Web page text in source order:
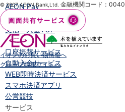
AEON Pay
支払・入金・サービス
支払・入金TOP
AEON Pay
口座振替サービス
自動入金サービス
WEB即時決済サービス
スマホ決済アプリ
公営競技
サービス
© 2007 AEON Bank,Ltd. 金融機関コード：0040
イオンのお買い物情報へ
グループ情報サイトへ